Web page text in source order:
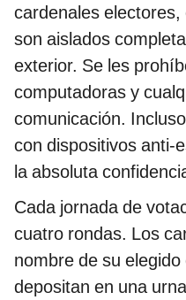
cardenales
son aislados
exterior. Se les
computadoras y
comunicación.
con dispositivos anti-
la absoluta
Cada jornada de
cuatro rondas. Los
nombre de su
depositan en una